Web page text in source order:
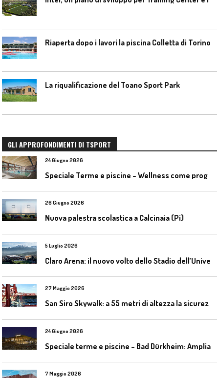
Riaperta dopo i lavori la piscina Colletta di Torino
La riqualificazione del Toano Sport Park
GLI APPROFONDIMENTI DI TSPORT
24 Giugno 2026
26 Giugno 2026
Nuova palestra scolastica a Calcinaia (Pi)
5 Luglio 2026
27 Maggio 2026
24 Giugno 2026
7 Maggio 2026